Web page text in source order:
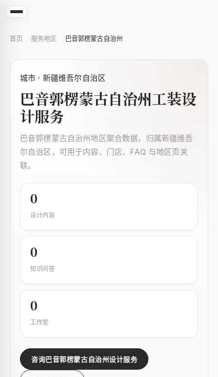
首页 服务地区 巴音郭楞蒙古自治州
城市 · 新疆维吾尔自治区
巴音郭楞蒙古自治州工装设
计服务
巴音郭楞蒙古自治州地区聚合数据，归属新疆维吾
尔自治区，可用于内容、门店、FAQ 与地区页关
联。
0
设计内容
0
知识问答
0
工作室
咨询巴音郭楞蒙古自治州设计服务